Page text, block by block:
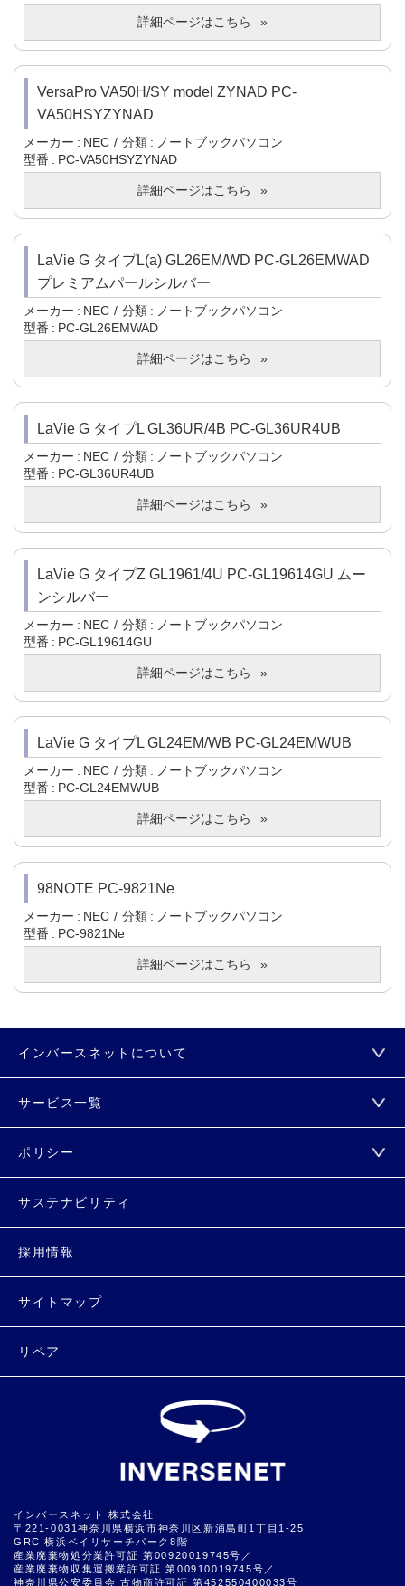
詳細ページはこちら
VersaPro VA50H/SY model ZYNAD PC-
VA50HSYZYNAD
メーカー NEC 分類
ノートブックパソコン
型番
PC-VA50HSYZYNAD
詳細ページはこちら
LaVie G タイプL(a) GL26EM/WD PC-GL26EMWAD
プレミアムパールシルバー
メーカー NEC 分類
ノートブックパソコン
型番
PC-GL26EMWAD
詳細ページはこちら
LaVie G タイプL GL36UR/4B PC-GL36UR4UB
メーカー NEC 分類
ノートブックパソコン
型番
PC-GL36UR4UB
詳細ページはこちら
LaVie G タイプZ GL1961/4U PC-GL19614GU ムー
ンシルバー
メーカー NEC 分類
ノートブックパソコン
型番
PC-GL19614GU
詳細ページはこちら
LaVie G タイプL GL24EM/WB PC-GL24EMWUB
メーカー NEC 分類
ノートブックパソコン
型番
PC-GL24EMWUB
詳細ページはこちら
98NOTE PC-9821Ne
メーカー NEC 分類
ノートブックパソコン
型番
PC-9821Ne
詳細ページはこちら
インバースネットについて
サービス一覧
ポリシー
サステナビリティ
採用情報
サイトマップ
リペア
インバースネット 株式会社
〒221-0031神奈川県横浜市神奈川区新浦島町1丁目1-25
GRC 横浜ベイリサーチパーク8階
産業廃棄物処分業許可証 第00920019745号／
産業廃棄物収集運搬業許可証 第00910019745号／
神奈川県公安委員会 古物商許可証 第452550400033号